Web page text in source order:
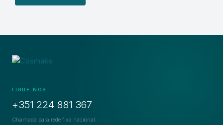
LIGUE-NOS
+351 224 881 367
Chamada para rede fixa nacional.